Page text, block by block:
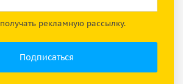
получать рекламную рассылку.